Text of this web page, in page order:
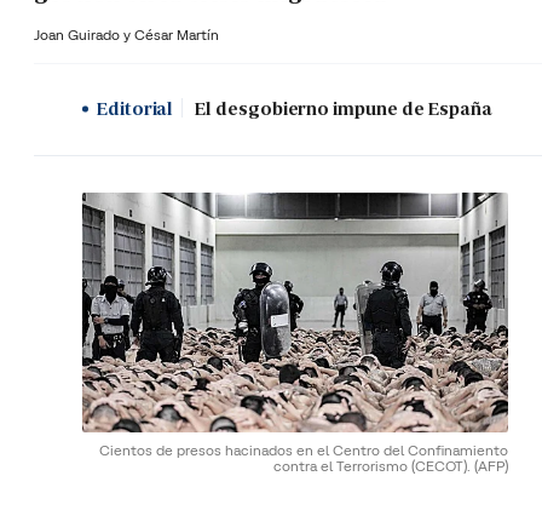
Joan Guirado y César Martín
Editorial El desgobierno impune de España
Cientos de presos hacinados en el Centro del Confinamiento
contra el Terrorismo (CECOT). (AFP)